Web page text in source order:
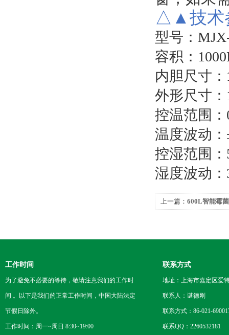
△▲技术
型号：
容积：
内胆尺寸：
外形尺寸：
控温范围
温度波动：
控湿范围：
湿度波动：
上一篇： 600L智能霉
工作时间
为了避免不必要的等待，敬请注意我们的工作时
间 。以下是我们的正常工作时间，中国大陆法定
节假日除外。
工作时间：周一~周日 8:30~19:00
联系方式
地址：上海市嘉定区爱
联系人：谌德刚
联系方式：86-021-
联系QQ：2260532181